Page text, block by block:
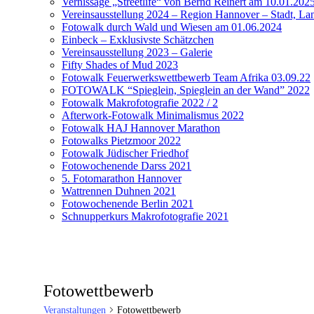
Vereinsausstellung 2024 – Region Hannover – Stadt,
Fotowalk durch Wald und Wiesen am 01.06.2024
Einbeck – Exklusivste Schätzchen
Vereinsausstellung 2023 – Galerie
Fifty Shades of Mud 2023
Fotowalk Feuerwerkswettbewerb Team Afrika 03.09.22
FOTOWALK “Spieglein, Spieglein an der Wand” 2022
Fotowalk Makrofotografie 2022 / 2
Afterwork-Fotowalk Minimalismus 2022
Fotowalk HAJ Hannover Marathon
Fotowalks Pietzmoor 2022
Fotowalk Jüdischer Friedhof
Fotowochenende Darss 2021
5. Fotomarathon Hannover
Wattrennen Duhnen 2021
Fotowochenende Berlin 2021
Schnupperkurs Makrofotografie 2021
Fotowettbewerb
Veranstaltungen Fotowettbewerb